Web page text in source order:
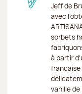
Jeff de
avec
sorbets
à partir
vanille de